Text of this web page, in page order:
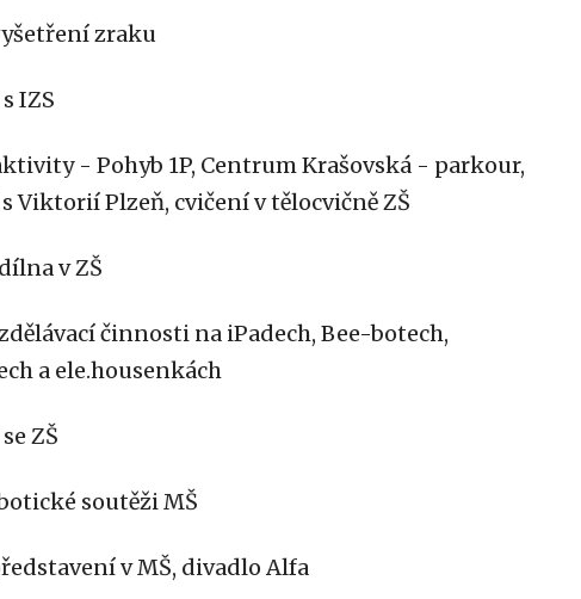
zraku
IZS
- Pohyb 1P, Centrum Krašovská - parkour,
Viktorií Plzeň, cvičení v tělocvičně ZŠ
v ZŠ
činnosti na iPadech, Bee-botech,
a ele.housenkách
ZŠ
soutěži MŠ
v MŠ, divadlo Alfa